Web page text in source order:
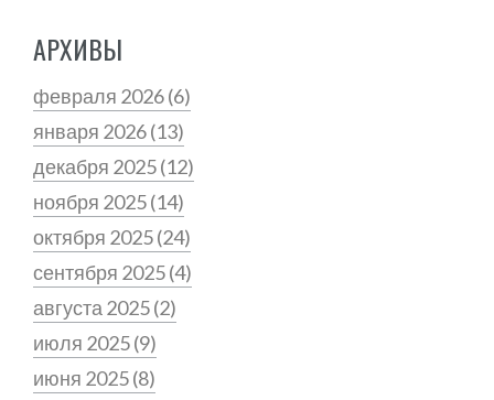
АРХИВЫ
февраля 2026(6)
января 2026(13)
декабря 2025(12)
ноября 2025(14)
октября 2025(24)
сентября 2025(4)
августа 2025(2)
июля 2025(9)
июня 2025(8)